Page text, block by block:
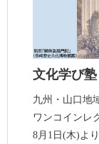
文化学び塾
九州・山口地
ワンコインレ
8月1日(木)よ